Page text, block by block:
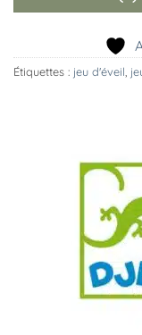
Étiquettes : jeu d'éveil